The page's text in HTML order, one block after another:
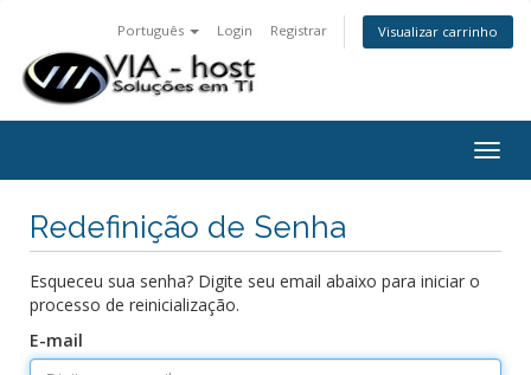
Português Login Registrar Visualizar carrinho
Redefinição de Senha
Esqueceu sua senha? Digite seu email abaixo para iniciar o
processo de reinicialização.
E-mail